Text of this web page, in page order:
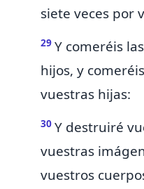
siete veces por
29 Y comeréis
hijos, y
vuestras hijas:
30 Y destruiré
vuestras
vuestros